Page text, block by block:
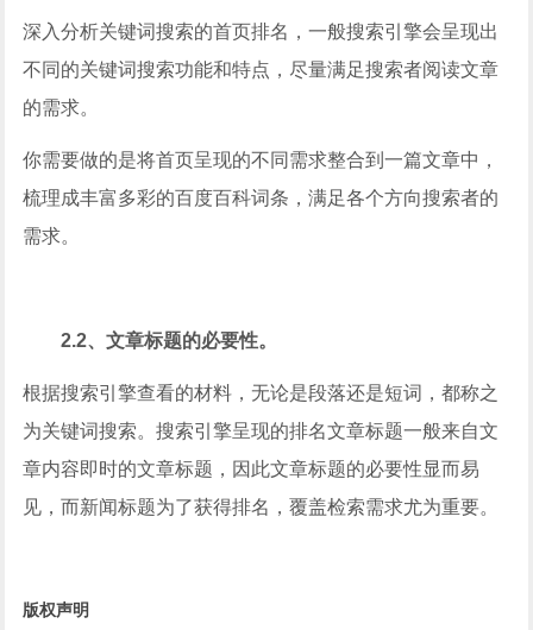
深入分析关键词搜索的首页排名，一般搜索引擎会呈现出
不同的关键词搜索功能和特点，尽量满足搜索者阅读文章
的需求。
你需要做的是将首页呈现的不同需求整合到一篇文章中，
梳理成丰富多彩的百度百科词条，满足各个方向搜索者的
需求。
2.2、文章标题的必要性。
根据搜索引擎查看的材料，无论是段落还是短词，都称之
为关键词搜索。搜索引擎呈现的排名文章标题一般来自文
章内容即时的文章标题，因此文章标题的必要性显而易
见，而新闻标题为了获得排名，覆盖检索需求尤为重要。
版权声明